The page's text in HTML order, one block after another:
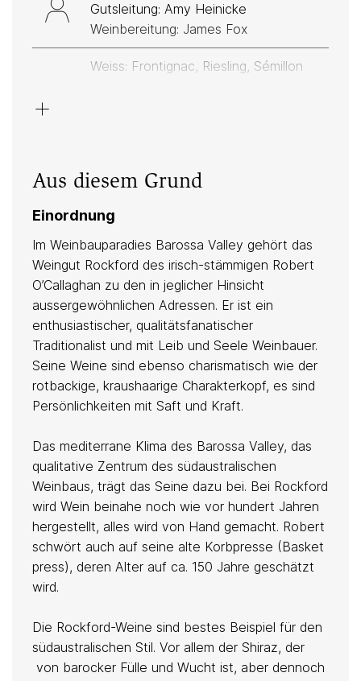
Gutsleitung: Amy Heinicke
Weinbereitung: James Fox
Weiss: Frontignac, Riesling, Sémillon
Anbau
naturnah
+
Aus diesem Grund
Einordnung
Im Weinbauparadies Barossa Valley gehört das
Weingut Rockford des irisch-stämmigen Robert
O’Callaghan zu den in jeglicher Hinsicht
aussergewöhnlichen Adressen. Er ist ein
enthusiastischer, qualitätsfanatischer
Traditionalist und mit Leib und Seele Weinbauer.
Seine Weine sind ebenso charismatisch wie der
rotbackige, kraushaarige Charakterkopf, es sind
Persönlichkeiten mit Saft und Kraft.
Das mediterrane Klima des Barossa Valley, das
qualitative Zentrum des südaustralischen
Weinbaus, trägt das Seine dazu bei. Bei Rockford
wird Wein beinahe noch wie vor hundert Jahren
hergestellt, alles wird von Hand gemacht. Robert
schwört auch auf seine alte Korbpresse (Basket
press), deren Alter auf ca. 150 Jahre geschätzt
wird.
Die Rockford-Weine sind bestes Beispiel für den
südaustralischen Stil. Vor allem der Shiraz, der
von barocker Fülle und Wucht ist, aber dennoch